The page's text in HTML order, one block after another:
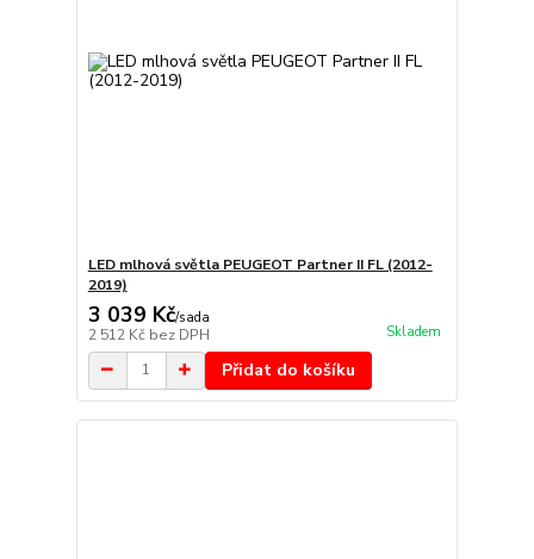
LED mlhová světla PEUGEOT Partner II FL (2012-
2019)
3 039 Kč/sada
2 512 Kč bez DPH Skladem
Přidat do košíku